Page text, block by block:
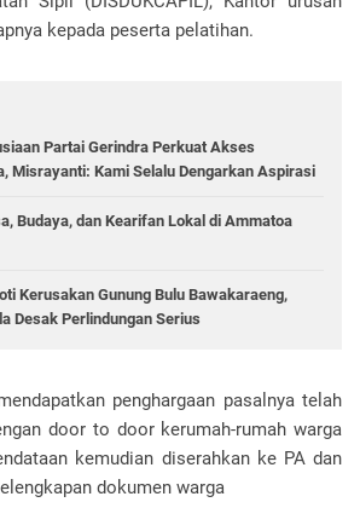
kepada peserta pelatihan.
Partai Gerindra Perkuat Akses
Misrayanti: Kami Selalu Dengarkan Aspirasi
Budaya, dan Kearifan Lokal di Ammatoa
Kerusakan Gunung Bulu Bawakaraeng,
Desak Perlindungan Serius
penghargaan pasalnya telah
door to door kerumah-rumah warga
kemudian diserahkan ke PA dan
dokumen warga